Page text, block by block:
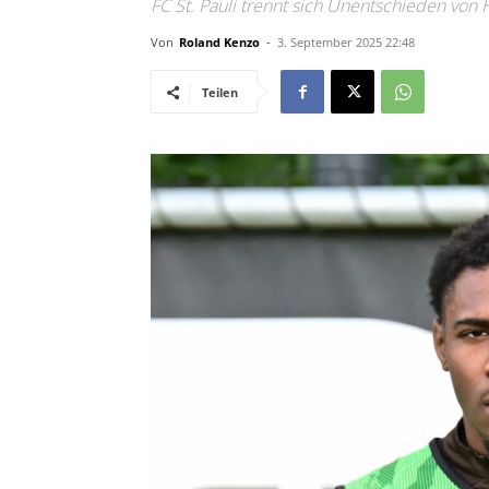
FC St. Pauli trennt sich Unentschieden von
Von Roland Kenzo - 3. September 2025 22:48
Teilen